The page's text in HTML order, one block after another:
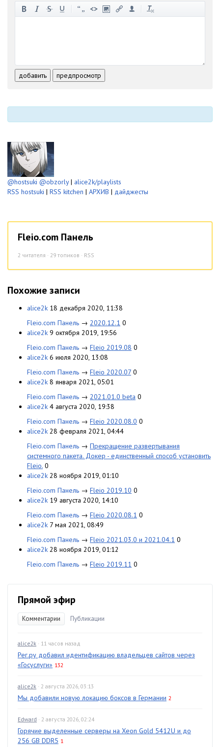
-
добавить предпросмотр
@hostsuki @obzorly| alice2k/playlists
RSS hostsuki | RSS kitchen | АРХИВ | дайджесты
Fleio.com Панель
2 читателя · 29 топиков · RSS
Похожие записи
alice2k 18 декабря 2020, 11:38
Fleio.com Панель → 2020.12.1 0
alice2k 9 октября 2019, 19:56
Fleio.com Панель → Fleio 2019.08 0
alice2k 6 июля 2020, 13:08
Fleio.com Панель → Fleio 2020.07 0
alice2k 8 января 2021, 05:01
Fleio.com Панель → 2021.01.0 beta 0
alice2k 4 августа 2020, 19:38
Fleio.com Панель → Fleio 2020.08.0 0
alice2k 28 февраля 2021, 04:44
Fleio.com Панель → Прекращение развертывания
системного пакета. Докер - единственный способ установить
Fleio. 0
alice2k 28 ноября 2019, 01:10
Fleio.com Панель → Fleio 2019.10 0
alice2k 19 августа 2020, 14:10
Fleio.com Панель → Fleio 2020.08.1 0
alice2k 7 мая 2021, 08:49
Fleio.com Панель → Fleio 2021.03.0 и 2021.04.1 0
alice2k 28 ноября 2019, 01:12
Fleio.com Панель → Fleio 2019.11 0
Прямой эфир
Комментарии Публикации
alice2k · 11 часов назад
Рег.ру добавил идентификацию владельцев сайтов через
«Госуслуги» 132
alice2k · 2 августа 2026, 03:13
Мы добавили новую локацию боксов в Германии 2
Edward · 2 августа 2026, 02:24
Горячие выделенные серверы на Xeon Gold 5412U и до
256 GB DDR5 1